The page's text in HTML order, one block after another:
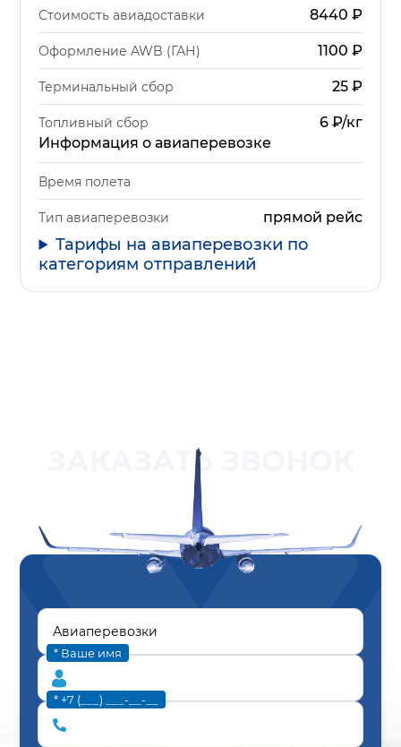
Стоимость авиадоставки 8440 ₽
Оформление AWB (ГАН) 1100 ₽
Терминальный сбор 25₽
Топливный сбор
6 ₽/кг
Информация о авиаперевозке
Время полета
Тип авиаперевозки прямой рейс
Тарифы на авиаперевозки по
категориям отправлений
ЗАКАЗАТЬ ЗВОНОК
* Ваше имя
* +7 (___) ___-__-__